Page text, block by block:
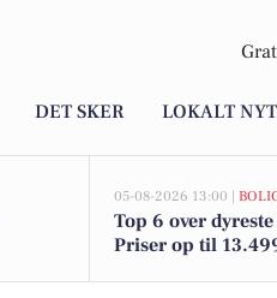
DET SKER LOKALT NYT
05-08-2026 13:00 |
Top 6 over
Priser op til